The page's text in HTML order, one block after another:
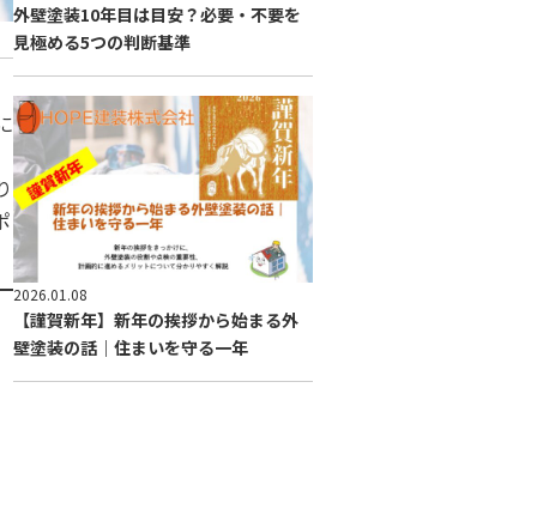
外壁塗装10年目は目安？必要・不要を
見極める5つの判断基準
2026.01.08
【謹賀新年】新年の挨拶から始まる外
壁塗装の話｜住まいを守る一年